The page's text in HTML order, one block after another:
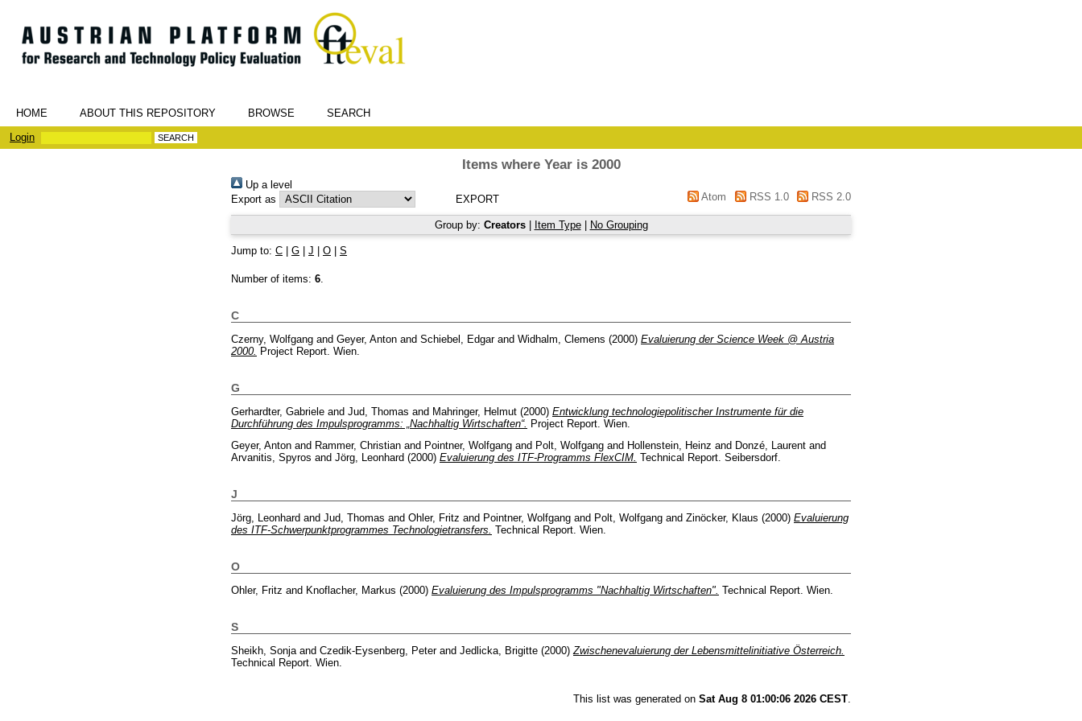
HOME ABOUT THIS REPOSITORY BROWSE
SEARCH
Login
Items where Year is 2000
Up a level
Export as
Atom RSS 1.0 RSS 2.0
Group by: Creators| Item Type| No Grouping
Jump to: C G J O S
Number of items: 6.
C
Czerny, Wolfgang and Geyer, Anton and Schiebel, Edgarand Widhalm, Clemens (2000) Evaluierung der Science Week @ Austria
2000. Project Report. Wien.
G
Gerhardter, Gabriele and Jud, Thomas and Mahringer, Helmut (2000) Entwicklung technologiepolitischer Instrumente für die
Durchführung des Impulsprogramms: „Nachhaltig Wirtschaften“. Project Report. Wien.
Geyer, Anton and Rammer, Christian and Pointner, Wolfgang and Polt, Wolfgang and Hollenstein, Heinz and Donzé, Laurent and
Arvanitis, Spyros and Jörg, Leonhard (2000) Evaluierung des ITF-Programms FlexCIM. Technical Report. Seibersdorf.
J
Jörg, Leonhard and Jud, Thomas and Ohler, Fritz and Pointner, Wolfgang and Polt, Wolfgang and Zinöcker, Klaus (2000) Evaluierung
des ITF-Schwerpunktprogrammes Technologietransfers. Technical Report. Wien.
O
Ohler, Fritz and Knoflacher, Markus (2000) Evaluierung des Impulsprogramms "Nachhaltig Wirtschaften". Technical Report. Wien.
S
Sheikh, Sonja and Czedik-Eysenberg, Peterand Jedlicka, Brigitte (2000) Zwischenevaluierung der Lebensmittelinitiative Österreich.
Technical Report. Wien.
This list was generated on Sat Aug 8 01:00:06 2026 CEST